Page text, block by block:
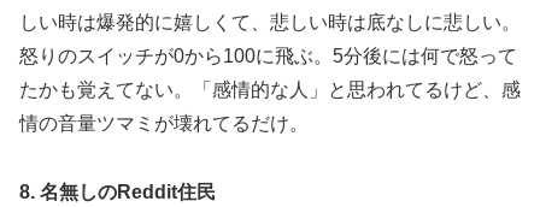
しい時は爆発的に嬉しくて、悲しい時は底なしに悲しい。
怒りのスイッチが0から100に飛ぶ。5分後には何で怒って
たかも覚えてない。「感情的な人」と思われてるけど、感
情の音量ツマミが壊れてるだけ。
8. 名無しのReddit住民